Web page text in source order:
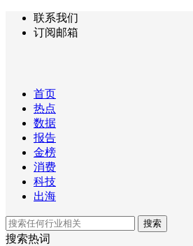
联系我们
订阅邮箱
首页
热点
数据
报告
金榜
消费
科技
出海
搜索
搜索热词